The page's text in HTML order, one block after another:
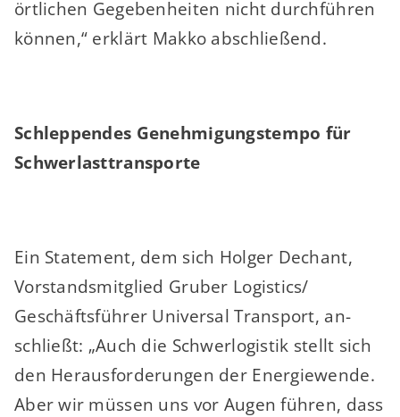
örtlichen Gegebenheiten nicht durchführen
können,“ erklärt Makko abschließend.
Schleppendes Genehmigungstempo für
Schwerlasttransporte
Ein Statement, dem sich Holger Dechant,
Vorstandsmitglied Gruber Logistics/
Geschäftsführer Universal Transport, an-
schließt: „Auch die Schwerlogistik stellt sich
den Herausforderungen der Energiewende.
Aber wir müssen uns vor Augen führen, dass